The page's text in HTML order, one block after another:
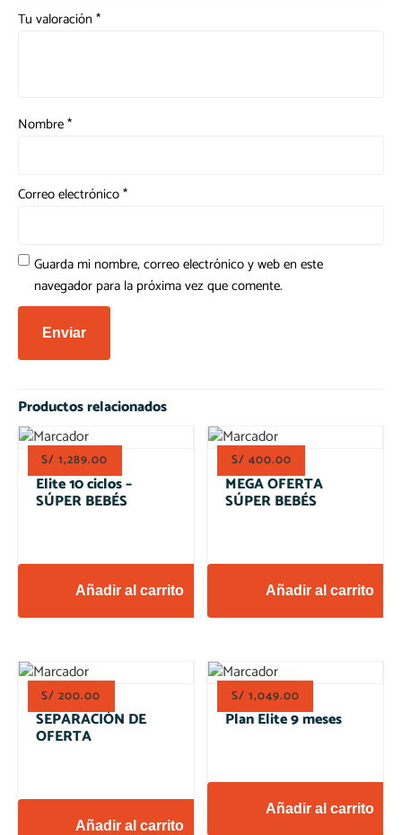
Tu valoración *
Nombre*
Correo electrónico*
Guarda mi nombre, correo electrónico y web en este
navegador para la próxima vez que comente.
Productos relacionados
S/ 1,289.00
Elite 10 ciclos –
SÚPER BEBÉS
Añadir al carrito
S/ 400.00
MEGA OFERTA
SÚPER BEBÉS
Añadir al carrito
S/ 200.00
SEPARACIÓN DE
OFERTA
Añadir al carrito
S/ 1,049.00
Plan Elite 9 meses
Añadir al carrito